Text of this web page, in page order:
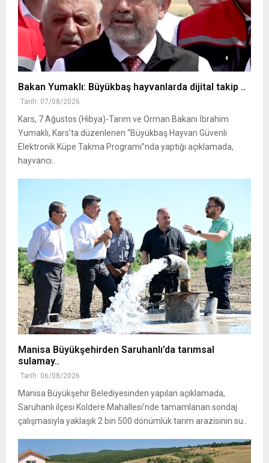
Bakan Yumaklı: Büyükbaş hayvanlarda dijital takip ..
Tarih: 07/08/2026
Kars, 7 Ağustos (Hibya)-Tarım ve Orman Bakanı İbrahim
Yumaklı, Kars’ta düzenlenen “Büyükbaş Hayvan Güvenli
Elektronik Küpe Takma Programı”nda yaptığı açıklamada,
hayvancı..
Manisa Büyükşehirden Saruhanlı’da tarımsal
sulamay..
Tarih: 06/08/2026
Manisa Büyükşehir Belediyesinden yapılan açıklamada,
Saruhanlı ilçesi Koldere Mahallesi’nde tamamlanan sondaj
çalışmasıyla yaklaşık 2 bin 500 dönümlük tarım arazisinin su..